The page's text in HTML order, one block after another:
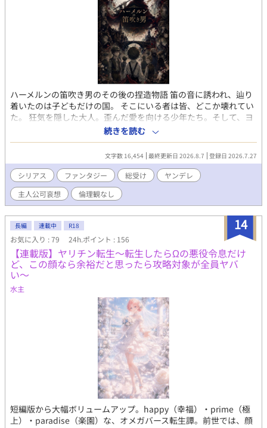
ハーメルンの笛吹き男のその後の捏造物語 笛の音に誘われ、辿り
着いたのは子どもだけの国。 そこにいる者は皆、どこか壊れてい
た。 狂気を隠した大人。歪んだ愛を向ける少年たち。そして、ヨ
ハンを逃がそうとしない男たち。 弟の待つ家へ帰るため、ヨハン
は狂気と執着に満ちた世界を生き抜こうとするが… 愛されるほ
ど、逃げられない。 ――だが、その「帰る場所」さえ、本当に信
じていいのだろうか。 だんだん攻めたちの様子がおかしくなって
いきます。
続きを読む
文字数 16,454 最終更新日 2026.8.7 登録日 2026.7.27
シリアス ファンタジー 総受け
ヤンデレ
主人公可哀想
倫理観なし
14
長編 連載中 R18
お気に入り : 79 24h.ポイント : 156
【連載版】ヤリチン転生〜転生したらΩの悪役令息だけ
ど、この顔なら余裕だと思ったら攻略対象が全員ヤバ
い〜
水主
短編版から大幅ボリュームアップ。happy（幸福）・prime（極
上）・paradise（楽園）な、オメガバース転生譚。前世では、顔